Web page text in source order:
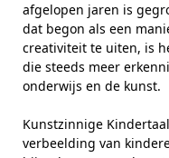
afgelopen jaren is
dat begon als een
creativiteit te uiten, is
die steeds meer
onderwijs en de kunst.
Kunstzinnige
verbeelding van